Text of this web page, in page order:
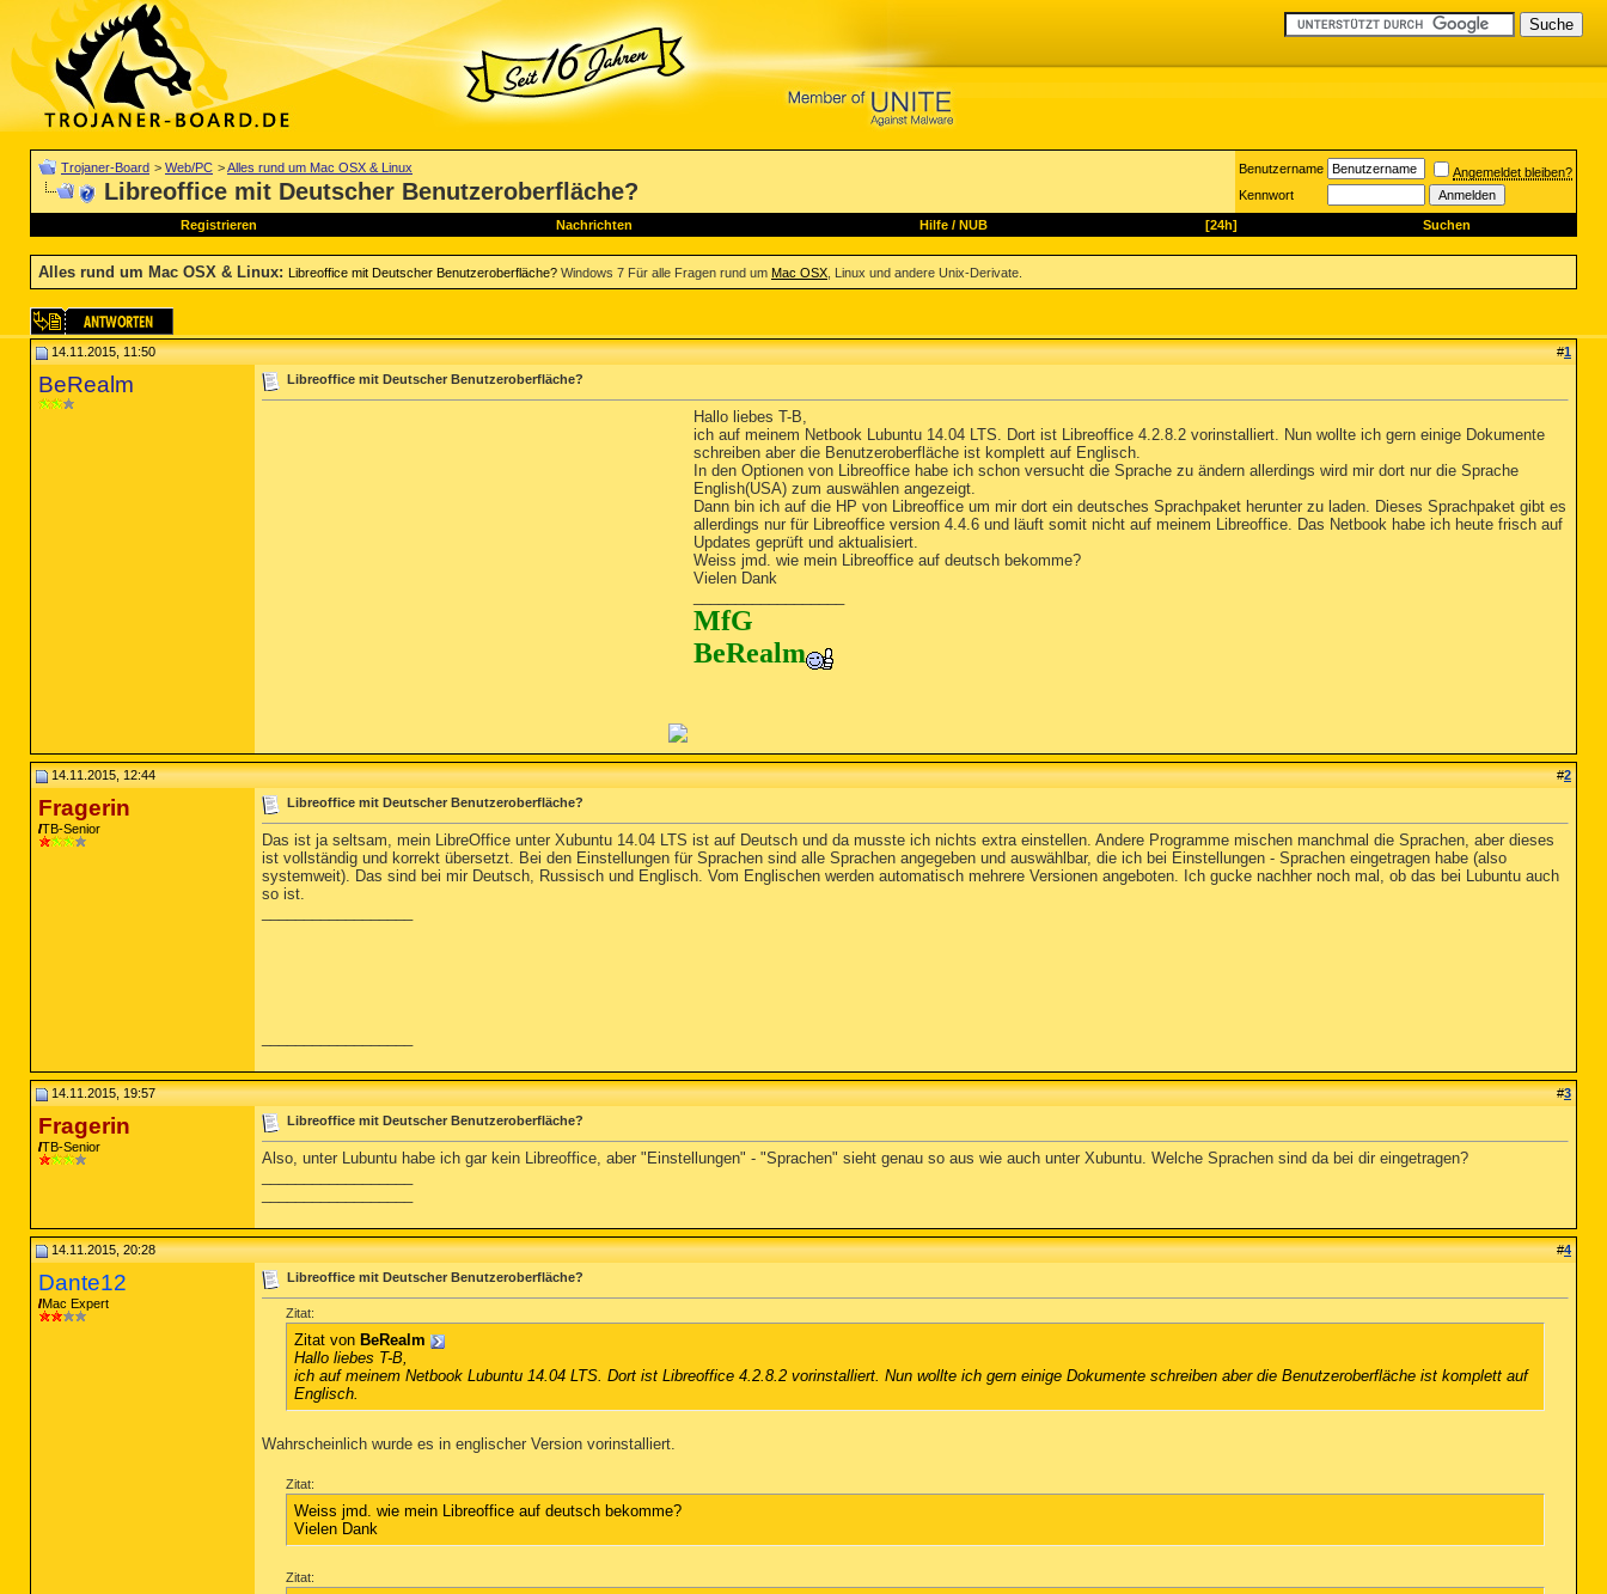
Trojaner-Board > Web/PC >Alles rund um Mac OSX & Linux
Libreoffice mit Deutscher Benutzeroberfläche?
Benutzername
Angemeldet bleiben?
Kennwort
Registrieren Nachrichten Hilfe/ NUB [24h] Suchen
Alles rund um Mac OSX & Linux: Libreoffice mit Deutscher Benutzeroberfläche? Windows 7 Für alle Fragen rund um Mac OSX , Linux und andere Unix-Derivate.
14.11.2015, 11:50 #1
BeRealm Libreoffice mit Deutscher Benutzeroberfläche?
Hallo liebes T-B,
ich auf meinem Netbook Lubuntu 14.04 LTS. Dort ist Libreoffice 4.2.8.2 vorinstalliert. Nun wollte ich gern einige Dokumente
schreiben aber die Benutzeroberfläche ist komplett auf Englisch.
In den Optionen von Libreoffice habe ich schon versucht die Sprache zu ändern allerdings wird mir dort nur die Sprache
English(USA) zum auswählen angezeigt.
Dann bin ich auf die HP von Libreoffice um mir dort ein deutsches Sprachpaket herunter zu laden. Dieses Sprachpaket gibt es
allerdings nur für Libreoffice version 4.4.6 und läuft somit nicht auf meinem Libreoffice. Das Netbook habe ich heute frisch auf
Updates geprüft und aktualisiert.
Weiss jmd. wie mein Libreoffice auf deutsch bekomme?
Vielen Dank
MfG
BeRealm
14.11.2015, 12:44 #2
Fragerin
TB-Senior
Libreoffice mit Deutscher Benutzeroberfläche?
Das ist ja seltsam, mein LibreOffice unter Xubuntu 14.04 LTS ist auf Deutsch und da musste ich nichts extra einstellen. Andere Programme mischen manchmal die Sprachen, aber dieses
ist vollständig und korrekt übersetzt. Bei den Einstellungen für Sprachen sind alle Sprachen angegeben und auswählbar, die ich bei Einstellungen - Sprachen eingetragen habe (also
systemweit). Das sind bei mir Deutsch, Russisch und Englisch. Vom Englischen werden automatisch mehrere Versionen angeboten. Ich gucke nachher noch mal, ob das bei Lubuntu auch
so ist.
14.11.2015, 19:57 #3
Fragerin
TB-Senior
Libreoffice mit Deutscher Benutzeroberfläche?
Also, unter Lubuntu habe ich gar kein Libreoffice, aber "Einstellungen" - "Sprachen" sieht genau so aus wie auch unter Xubuntu. Welche Sprachen sind da bei dir eingetragen?
14.11.2015, 20:28 #4
Dante12
Mac Expert
Libreoffice mit Deutscher Benutzeroberfläche?
Zitat:
Zitat von BeRealm
Hallo liebes T-B,
ich auf meinem Netbook Lubuntu 14.04 LTS. Dort ist Libreoffice 4.2.8.2 vorinstalliert. Nun wollte ich gern einige Dokumente schreiben aber die Benutzeroberfläche ist komplett auf
Englisch.
Wahrscheinlich wurde es in englischer Version vorinstalliert.
Zitat:
Weiss jmd. wie mein Libreoffice auf deutsch bekomme?
Vielen Dank
Zitat: